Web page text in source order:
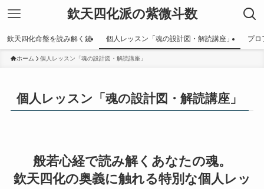
欽天四化派の紫微斗数
欽天四化命盤を読み解く鍵 個人レッスン「魂の設計図・解読講座」 プロ
ホーム 個人レッスン「魂の設計図・解読講座」
個人レッスン「魂の設計図・解読講座」
般若心経で読み解くあなたの魂。
欽天四化の奥義に触れる特別な個人レッ